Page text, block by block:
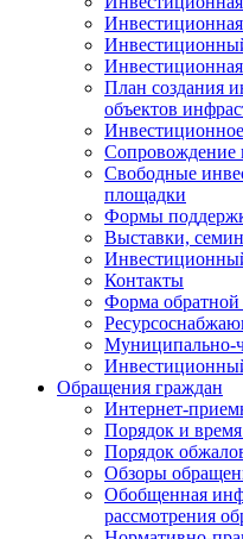
Инвестиционная
План создания
объектов
Инвестиционное
Сопровождение
Свободные
площадки
Формы
Выставки,
Контакты
Форма обратной
Муниципально-
Обращения граждан
Интернет-
Порядок и
Порядок
Обзоры
Обобщенная
рассмотрения